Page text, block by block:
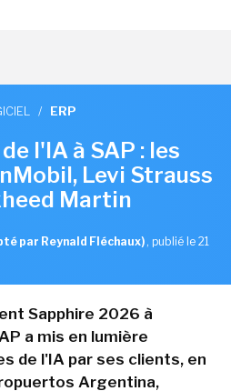
/ ERP
l'IA à SAP : les
Levi Strauss
Martin
par Reynald Fléchaux) , publié le 21
Sapphire 2026 à
a mis en lumière
de l'IA par ses clients, en
Argentina,